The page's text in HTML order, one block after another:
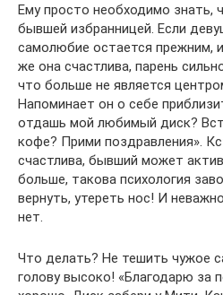
Ему просто необходимо знать,
бывшей избранницей. Если
самолюбие остается прежним,
же она счастлива, парень
что больше не является
Напоминает он о себе
отдашь мой любимый диск?
кофе? Прими поздравления».
счастлива, бывший может
больше, такова психология
вернуть, утереть нос! И
нет.
Что делать? Не тешить чужое
голову высоко! «Благодарю за